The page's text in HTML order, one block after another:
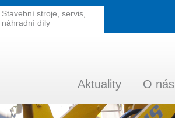
Stavební stroje, servis,
náhradní díly
Aktuality O nás